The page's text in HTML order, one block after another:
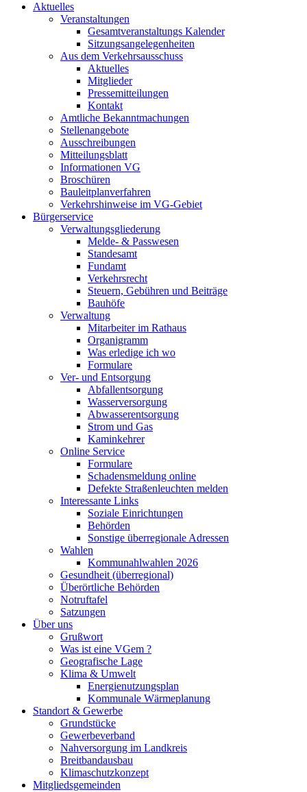
Aktuelles
Veranstaltungen
Gesamtveranstaltungs Kalender
Sitzungsangelegenheiten
Aus dem Verkehrsausschuss
Aktuelles
Mitglieder
Pressemitteilungen
Kontakt
Amtliche Bekanntmachungen
Stellenangebote
Ausschreibungen
Mitteilungsblatt
Informationen VG
Broschüren
Bauleitplanverfahren
Verkehrshinweise im VG-Gebiet
Bürgerservice
Verwaltungsgliederung
Melde- & Passwesen
Standesamt
Fundamt
Verkehrsrecht
Steuern, Gebühren und Beiträge
Bauhöfe
Verwaltung
Mitarbeiter im Rathaus
Organigramm
Was erledige ich wo
Formulare
Ver- und Entsorgung
Abfallentsorgung
Wasserversorgung
Abwasserentsorgung
Strom und Gas
Kaminkehrer
Online Service
Formulare
Schadensmeldung online
Defekte Straßenleuchten melden
Interessante Links
Soziale Einrichtungen
Behörden
Sonstige überregionale Adressen
Wahlen
Kommunahlwahlen 2026
Gesundheit (überregional)
Überörtliche Behörden
Notruftafel
Satzungen
Über uns
Grußwort
Was ist eine VGem ?
Geografische Lage
Klima & Umwelt
Energienutzungsplan
Kommunale Wärmeplanung
Standort & Gewerbe
Grundstücke
Gewerbeverband
Nahversorgung im Landkreis
Breitbandausbau
Klimaschutzkonzept
Mitgliedsgemeinden